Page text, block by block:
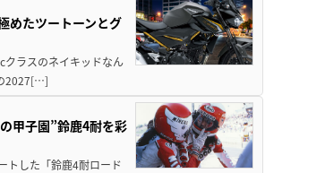
めたツートーンとグ
ラスのネイキッドなん
2027[…]
甲子園”鈴鹿4耐を彩
トした「鈴鹿4耐ロード